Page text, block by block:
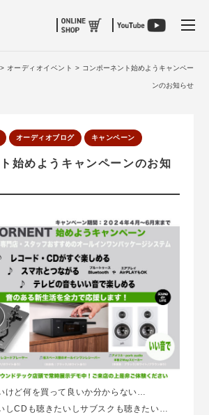
オーディオイベント > コンポーネント始めようキャンペー
ンのお知らせ
オーディオブログ キャンペーン
始めようキャンペーンのお知
けど何を買って良いか分からない…
しCDも聴きたいしサブスクも聴きたい…